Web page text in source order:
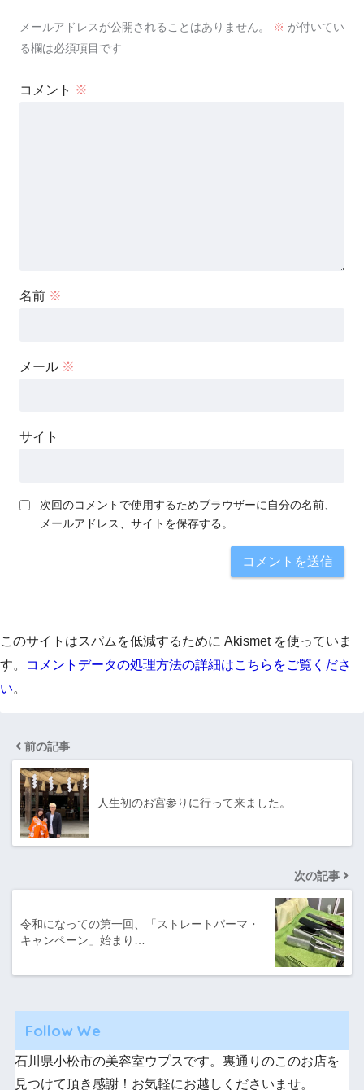
メールアドレスが公開されることはありません。 ※ が付いてい
る欄は必須項目です
コメント ※
名前 ※
メール ※
サイト
次回のコメントで使用するためブラウザーに自分の名前、
メールアドレス、サイトを保存する。
このサイトはスパムを低減するために Akismet を使っていま
す。
コメントデータの処理方法の詳細はこちらをご覧くださ
い。
前の記事
人生初のお宮参りに行って来ました。
次の記事
令和になっての第一回、「ストレートパーマ・
キャンペーン」始まり…
Follow We
石川県小松市の美容室ウプスです。裏通りのこのお店を
見つけて頂き感謝！お気軽にお越しくださいませ。